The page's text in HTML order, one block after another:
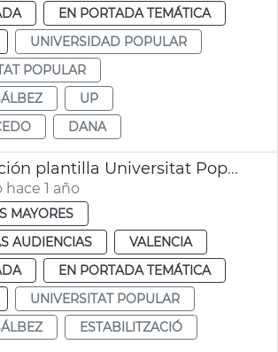
EN PORTADA TEMÁTICA
UNIVERSIDAD POPULAR
POPULAR
UP
DANA
Estabilización plantilla Universitat Popular de València
1 año
MAYORES
AUDIENCIAS
VALENCIA
EN PORTADA TEMÁTICA
UNIVERSITAT POPULAR
ESTABILITZACIÓ